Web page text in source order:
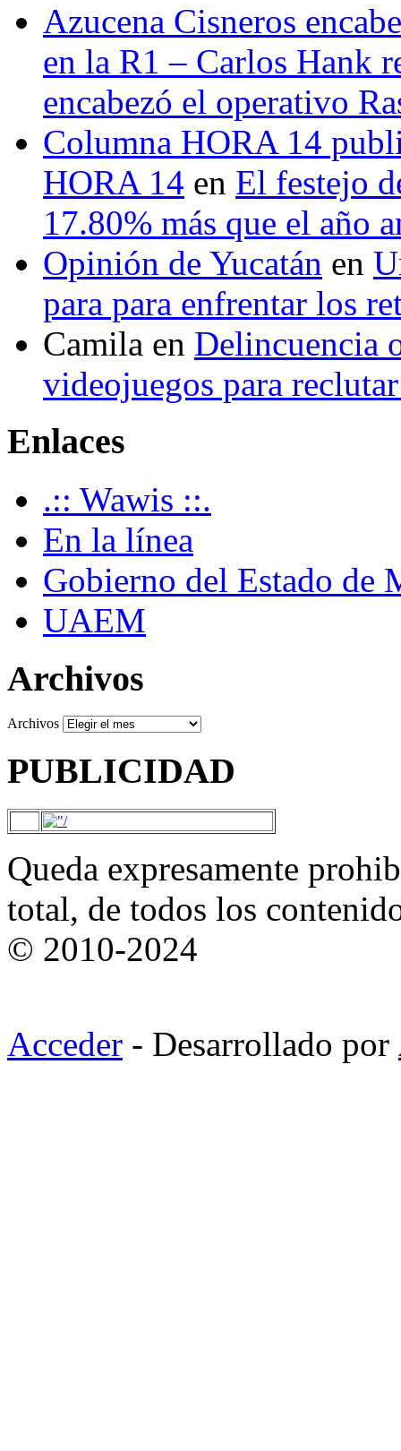
Azucena Cisneros
en la R1 – Carlos Hank
encabezó el operativo
Columna HORA 14
HORA 14 en El festejo
17.80% más que el año
Opinión de Yucatán en
para para enfrentar los
Camila en Delincuencia
videojuegos para
Enlaces
.:: Wawis ::.
En la línea
Gobierno del Estado de
UAEM
Archivos
Archivos
PUBLICIDAD
Queda expresamente
total, de todos los
© 2010-2024
Acceder - Desarrollado por